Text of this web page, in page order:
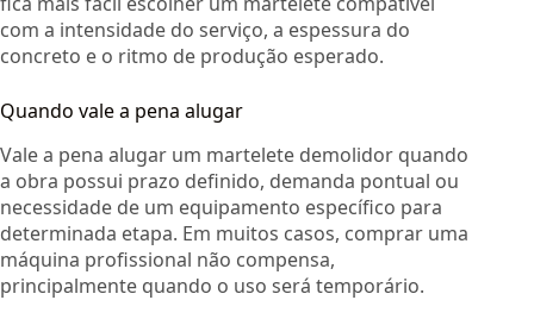
com a intensidade do serviço, a espessura do
concreto e o ritmo de produção esperado.
Quando vale a pena alugar
Vale a pena alugar um martelete demolidor quando
a obra possui prazo definido, demanda pontual ou
necessidade de um equipamento específico para
determinada etapa. Em muitos casos, comprar uma
máquina profissional não compensa,
principalmente quando o uso será temporário.